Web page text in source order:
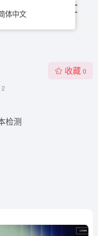
2
收藏 0
检测
体中文